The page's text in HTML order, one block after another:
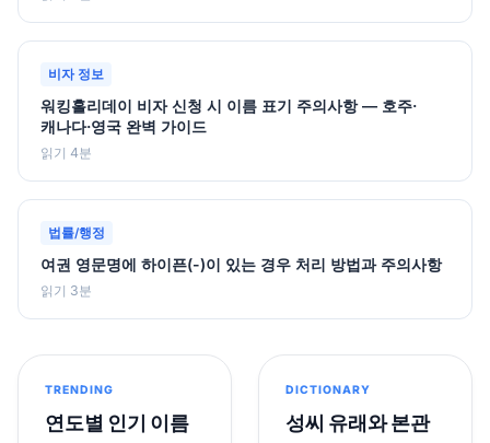
비자 정보
워킹홀리데이 비자 신청 시 이름 표기 주의사항 — 호주·
캐나다·영국 완벽 가이드
읽기 4분
법률/행정
여권 영문명에 하이픈(-)이 있는 경우 처리 방법과 주의사항
읽기 3분
TRENDING
연도별 인기 이름
DICTIONARY
성씨 유래와 본관